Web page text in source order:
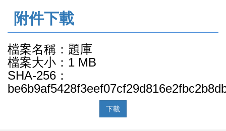
附件下載
檔案名稱：題庫
檔案大小：1 MB
SHA-256：
下載